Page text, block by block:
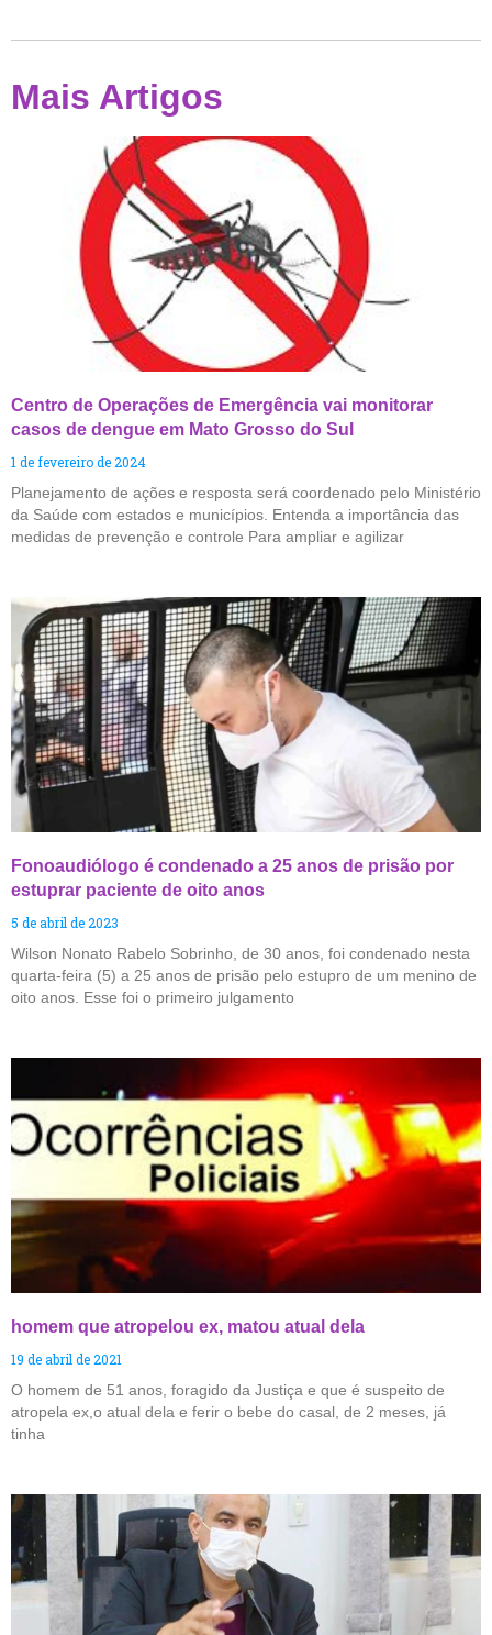
Mais Artigos
Centro de Operações de Emergência vai monitorar
casos de dengue em Mato Grosso do Sul
1 de fevereiro de 2024
Planejamento de ações e resposta será coordenado pelo Ministério
da Saúde com estados e municípios. Entenda a importância das
medidas de prevenção e controle Para ampliar e agilizar
Fonoaudiólogo é condenado a 25 anos de prisão por
estuprar paciente de oito anos
5 de abril de 2023
Wilson Nonato Rabelo Sobrinho, de 30 anos, foi condenado nesta
quarta-feira (5) a 25 anos de prisão pelo estupro de um menino de
oito anos. Esse foi o primeiro julgamento
homem que atropelou ex, matou atual dela
19 de abril de 2021
O homem de 51 anos, foragido da Justiça e que é suspeito de
atropela ex,o atual dela e ferir o bebe do casal, de 2 meses, já
tinha